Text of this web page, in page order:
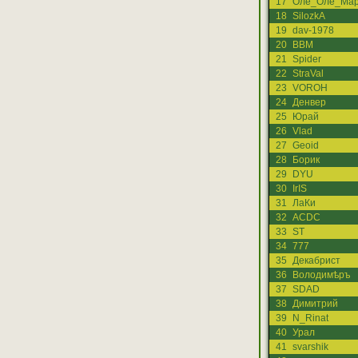
18 SilozkA
19 dav-1978
20
ВВМ
21 Spider
22 StraVal
23 VOROH
24 Денвер
25
Юрай
26 Vlad
27 Geoid
28
Борик
29
DYU
30
IrIS
31 ЛаКи
32 ACDC
33 ST
34 777
35 Декабрист
36
Володимѣръ
37 SDAD
38 Димитрий
39
N_Rinat
40 Урал
41 svarshik